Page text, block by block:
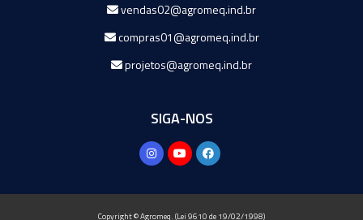
vendas02@agromeq.ind.br
compras01@agromeq.ind.br
projetos@agromeq.ind.br
SIGA-NOS
Copyright © Agromeq. (Lei 9610 de 19/02/1998)